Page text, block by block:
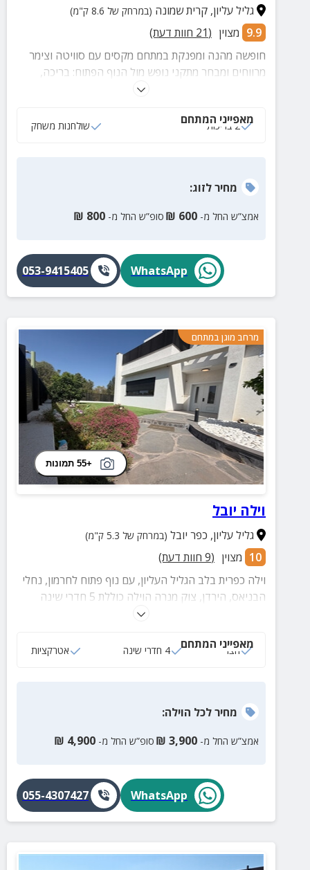
גליל עליון,קרית שמונה (במרחק של 8.6 ק"מ)
9.9 מצוין (
21 חוות דעת)
חופשה מהנה ומפנקת במתחם מקסים עם סוויטה וצימר
מרווחים ומבחר מתקני נופש מול הנוף הפתוח: בריכה,
לחרמון, הרי הגולן ועמק החולה הפסטורלי.
מאפייני המתחם
2 בריכות שולחנות משחק
מחירלזוג:
אמצ”ש החל מ- 600
₪ סופ”ש החל מ- 800
₪
WhatsApp
053-9415405
מרחב מוגן במתחם
+55 תמונות
וילה יובל
גליל עליון, כפר יובל (במרחק של 5.3 ק"מ)
10 מצוין (
9 חוות דעת)
וילה כפרית בלב הגליל העליון, עם נוף פתוח לחרמון, נחלי
הבניאס, הירדן, צוק מנרה הוילה כוללת 5 חדרי שינה
נוחים,סלון מרווח, חצר רחבת ידיים שבה מחכה לכם מנגל
נגיעה ממגוון אטרקציות, נחלים, מסעדות ואתרי טבע
מאפייני המתחם
חצר 4 חדרי שינה אטרקציות
מחירלכל הוילה:
אמצ”ש החל מ- 3,900
₪ סופ”ש החל מ- 4,900
₪
WhatsApp
055-4307427